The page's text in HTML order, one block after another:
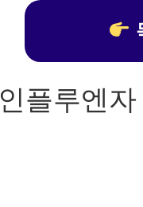
인플루엔